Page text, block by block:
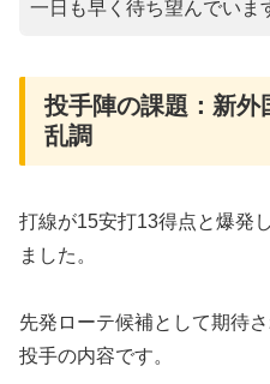
一日も早く待ち望んでいま
投手陣の課題：新外
乱調
打線が15安打13得点と爆発
ました。
先発ローテ候補として期待
投手の内容です。